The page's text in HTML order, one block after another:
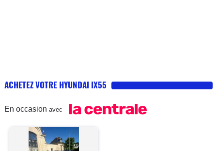
ACHETEZ VOTRE HYUNDAI IX55
En occasion avec